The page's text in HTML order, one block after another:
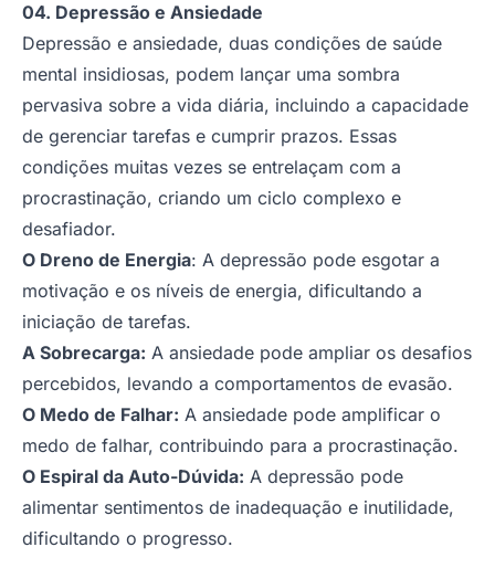
04. Depressão e Ansiedade
Depressão e ansiedade, duas condições de saúde
mental insidiosas, podem lançar uma sombra
pervasiva sobre a vida diária, incluindo a capacidade
de gerenciar tarefas e cumprir prazos. Essas
condições muitas vezes se entrelaçam com a
procrastinação, criando um ciclo complexo e
desafiador.
O Dreno de Energia: A depressão pode esgotar a
motivação e os níveis de energia, dificultando a
iniciação de tarefas.
A Sobrecarga: A ansiedade pode ampliar os desafios
percebidos, levando a comportamentos de evasão.
O Medo de Falhar: A ansiedade pode amplificar o
medo de falhar, contribuindo para a procrastinação.
O Espiral da Auto-Dúvida: A depressão pode
alimentar sentimentos de inadequação e inutilidade,
dificultando o progresso.